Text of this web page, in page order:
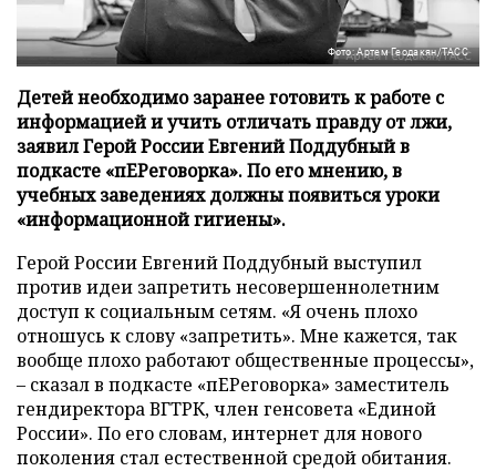
Фото: Артем Геодакян/ТАСС
Детей необходимо заранее готовить к работе с
информацией и учить отличать правду от лжи,
заявил Герой России Евгений Поддубный в
подкасте «пЕРеговорка». По его мнению, в
учебных заведениях должны появиться уроки
«информационной гигиены».
Герой России Евгений Поддубный выступил
против идеи запретить несовершеннолетним
доступ к социальным сетям. «Я очень плохо
отношусь к слову «запретить». Мне кажется, так
вообще плохо работают общественные процессы»,
– сказал в подкасте «пЕРеговорка» заместитель
гендиректора ВГТРК, член генсовета «Единой
России». По его словам, интернет для нового
поколения стал естественной средой обитания.